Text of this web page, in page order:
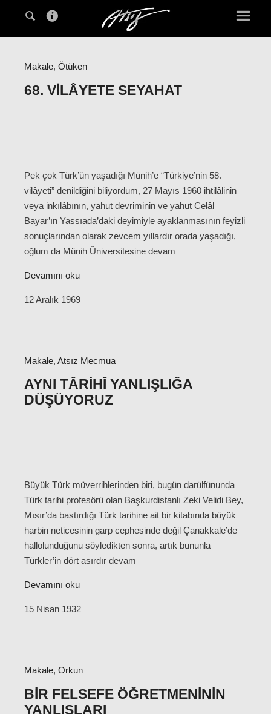
Makale, Ötüken
68. VILÂYETE SEYAHAT
Pek çok Türk’ün yaşadığı Münih’e “Türkiye’nin 58.
vilâyeti” denildiğini biliyordum, 27 Mayıs 1960 ihtilâlinin
veya inkılâbının, yahut devriminin ve yahut Celâl
Bayar’ın Yassıada’daki deyimiyle ayaklanmasının feyizli
sonuçlarından olarak zevcem yıllardır orada yaşadığı,
oğlum da Münih Üniversitesine devam
Devamını oku
12 Aralık 1969
Makale, Atsız Mecmua
AYNI TÂRIHÎ YANLIŞLIĞA
DÜŞÜYORUZ
Büyük Türk müverrihlerinden biri, bugün darülfünunda
Türk tarihi profesörü olan Başkurdistanlı Zeki Velidi Bey,
Mısır’da bastırdığı Türk tarihine ait bir kitabında büyük
harbin neticesinin garp cephesinde değil Çanakkale’de
hallolunduğunu söyledikten sonra, artık bununla
Türkler’in dört asırdır devam
Devamını oku
15 Nisan 1932
Makale, Orkun
BIR FELSEFE ÖĞRETMENININ
YANLIŞLARI